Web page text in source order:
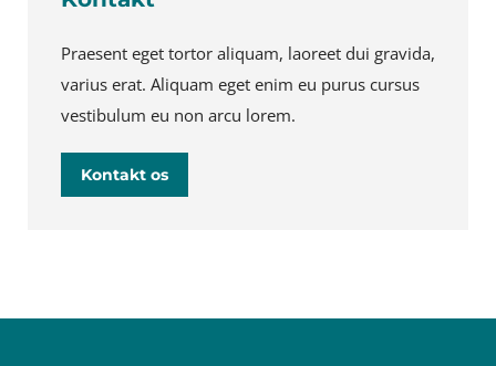
Praesent eget tortor aliquam, laoreet dui gravida,
varius erat. Aliquam eget enim eu purus cursus
vestibulum eu non arcu lorem.
Kontakt os